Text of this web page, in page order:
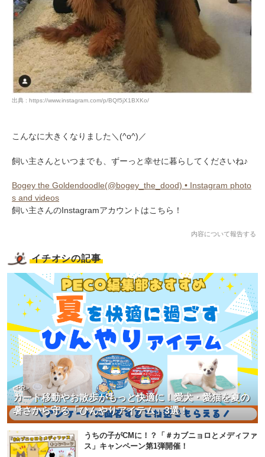
出典 : https://www.instagram.com/p/BQf5jX1BXKo/
こんなに大きくなりました＼(^o^)／
飼い主さんといつまでも、ずーっと幸せに暮らしてくださいね♪
Bogey the Goldendoodle(@bogey_the_dood) • Instagram photo
s and videos
飼い主さんのInstagramアカウントはこちら！
内容について報告する
イチオシの記事
カート移動やお散歩がもっと快適に！愛犬・愛猫を夏の
暑さから守る「ひんやりアイテム」3選！
<PR>
うちの子がCMに！？「＃カブニョロとメディファ
ス」キャンペーン第1弾開催！
pecodogs
いぬ部をフォロー
pecocats
ねこ部をフォロー
PECOアプリをダウンロード済みの方
アプリをダウンロードする